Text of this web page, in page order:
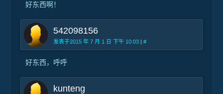
好东西啊！
542098156
发表于2015 年 7 月 1 日 下午 10:03 | #
好东西，呼呼
kunteng